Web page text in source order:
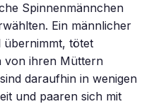
Spinnenmännchen
Ein männlicher
übernimmt, tötet
von ihren Müttern
daraufhin in wenigen
und paaren sich mit